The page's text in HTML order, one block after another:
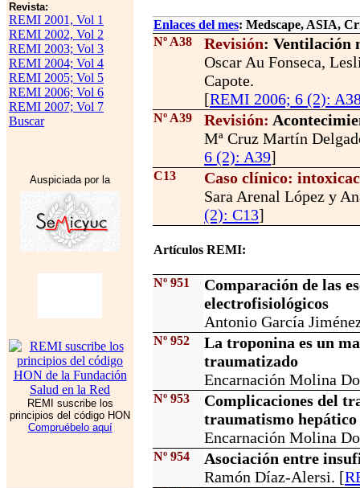
Revista:
REMI 2001, Vol 1
REMI 2002, Vol 2
REMI 2003; Vol 3
REMI 2004; Vol 4
REMI 2005; Vol 5
REMI 2006; Vol 6
REMI 2007; Vol 7
Buscar
Auspiciada por la
REMI suscribe los
principios del código HON
Compruébelo aquí
Enlaces del mes: Medscape, ASIA,
Nº A38
Revisión: Ventilación
Oscar Au Fonseca,
Capote.
[REMI 2006; 6 (2):
Nº A39 Revisión:
Mª Cruz Martín
6 (2): A39]
C13
Caso clínico:
Sara Arenal López y
(2): C13]
Artículos REMI:
Nº 951
Comparación de las
electrofisiológicos
Antonio García
Nº 952
La troponina es un
traumatizado
Encarnación Molina
Nº 953
Complicaciones del
traumatismo hepático
Encarnación Molina
Nº 954
Asociación entre
Ramón Díaz-Alersi. [